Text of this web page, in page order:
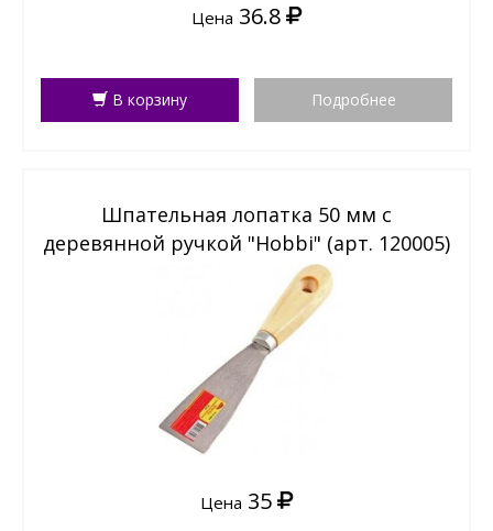
Цена 36.8
В корзину Подробнее
Шпательная лопатка 50 мм с
деревянной ручкой "Hobbi" (арт. 120005)
Цена 35